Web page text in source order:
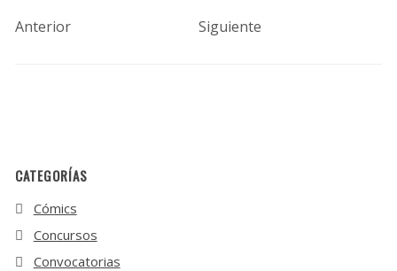
Anterior Siguiente
CATEGORÍAS
Cómics
Concursos
Convocatorias